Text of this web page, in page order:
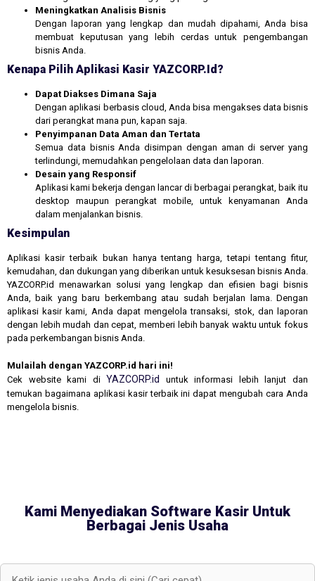
Meningkatkan Analisis Bisnis
Dengan laporan yang lengkap dan mudah dipahami, Anda bisa
membuat keputusan yang lebih cerdas untuk pengembangan
bisnis Anda.
Kenapa Pilih Aplikasi Kasir YAZCORP.id?
Dapat Diakses Dimana Saja
Dengan aplikasi berbasis cloud, Anda bisa mengakses data bisnis
dari perangkat mana pun, kapan saja.
Penyimpanan Data Aman dan Tertata
Semua data bisnis Anda disimpan dengan aman di server yang
terlindungi, memudahkan pengelolaan data dan laporan.
Desain yang Responsif
Aplikasi kami bekerja dengan lancar di berbagai perangkat, baik itu
desktop maupun perangkat mobile, untuk kenyamanan Anda
dalam menjalankan bisnis.
Kesimpulan
Aplikasi kasir terbaik bukan hanya tentang harga, tetapi tentang fitur,
kemudahan, dan dukungan yang diberikan untuk kesuksesan bisnis Anda.
YAZCORP.id menawarkan solusi yang lengkap dan efisien bagi bisnis
Anda, baik yang baru berkembang atau sudah berjalan lama. Dengan
aplikasi kasir kami, Anda dapat mengelola transaksi, stok, dan laporan
dengan lebih mudah dan cepat, memberi lebih banyak waktu untuk fokus
pada perkembangan bisnis Anda.
Mulailah dengan YAZCORP.id hari ini!
Cek website kami di YAZCORP.id
untuk informasi lebih lanjut dan
temukan bagaimana aplikasi kasir terbaik ini dapat mengubah cara Anda
mengelola bisnis.
Kami Menyediakan Software Kasir Untuk
Berbagai Jenis Usaha